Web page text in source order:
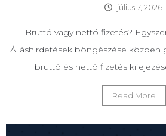
július 7, 2026
Bruttó vagy nettó fizetés?
Álláshirdetések böngészése közben
bruttó és nettó fizetés
Read More